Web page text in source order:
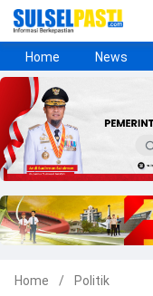
Home
News
Daerah
Ekonomi
Gaya Hidup
Kesehatan
Metro
Nasional
Hukrim
Olahraga
Politik
UMKM
Opini
Home News
Home / Politik